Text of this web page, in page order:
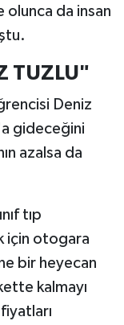
olunca da insan
TUZLU"
Deniz
gideceğini
azalsa da
tıp
için otogara
bir heyecan
kalmayı